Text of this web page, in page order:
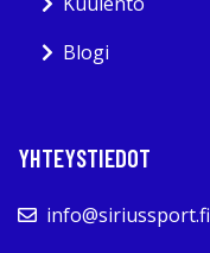
Blogi
YHTEYSTIEDOT
info@siriussport.fi